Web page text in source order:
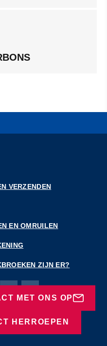
MET ONS OP
VERZENDEN
EN OMRUILEN
ZIJN ER?
Facebook-pagina
Proenen X-pagina
Bierbaum-Proenen
Bierbaum-Proenen
HERROEPEN